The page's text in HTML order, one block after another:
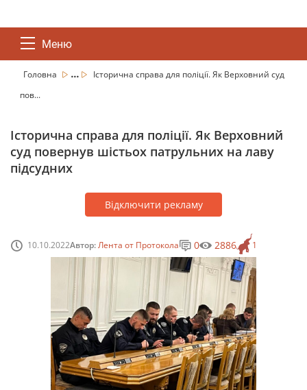
Меню
Головна ...
Історична справа для поліції. Як Верховний суд
пов...
Історична справа для поліції. Як Верховний
суд повернув шістьох патрульних на лаву
підсудних
Відключити рекламу
10.10.2022Автор:Лента от Протокола 1
0 2886